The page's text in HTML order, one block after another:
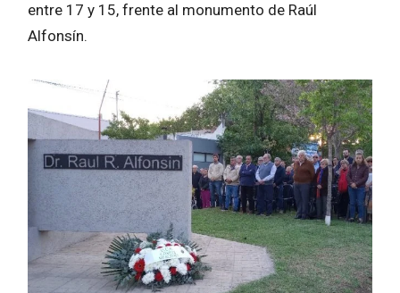
entre 17 y 15, frente al monumento de Raúl
Alfonsín.